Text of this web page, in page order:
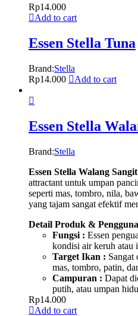
Rp14.000
Add to cart
Essen Stella Tuna
Brand:Stella
Rp14.000 Add to cart
Essen Stella
Brand:Stella
Essen Stella Walang Sangit
attractant untuk umpan
seperti mas, tombro, nila,
yang tajam sangat efektif
Detail Produk &
Fungsi : Essen
kondisi air keruh atau
Target Ikan : Sangat
mas, tombro, patin,
Campuran : Dapat
putih, atau umpan
Rp14.000
Add to cart